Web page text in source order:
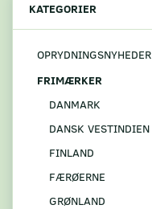
KATEGORIER
OPRYDNINGSNYHEDER
FRIMÆRKER
DANMARK
DANSK VESTINDIEN
FINLAND
FÆRØERNE
GRØNLAND